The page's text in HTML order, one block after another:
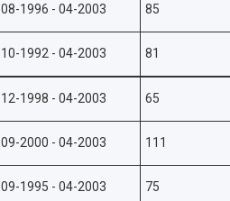
08-1996 - 04-2003 85
10-1992 - 04-2003 81
12-1998 - 04-2003 65
09-2000 - 04-2003 111
09-1995 - 04-2003 75